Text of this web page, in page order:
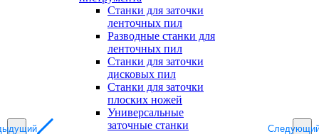
Станки для заточки
ленточных пил
Разводные станки для
ленточных пил
Станки для заточки
дисковых пил
Станки для заточки
плоских ножей
Универсальные
заточные станки